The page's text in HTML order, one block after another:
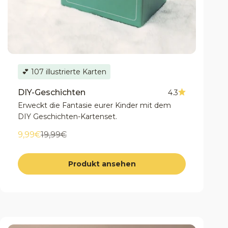
💕 107 illustrierte Karten
DIY-Geschichten
4.3
Erweckt die Fantasie eurer Kinder mit dem
DIY Geschichten-Kartenset.
Angebot
9,99€Regulärer Preis
19,99€
Produkt ansehen